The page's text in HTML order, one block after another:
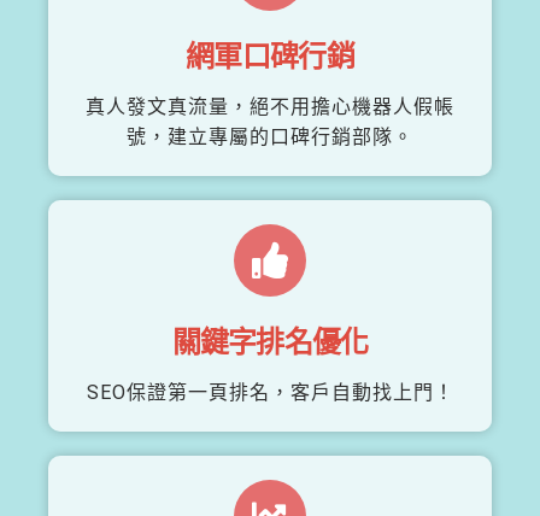
網軍口碑行銷
真人發文真流量，絕不用擔心機器人假帳
號，建立專屬的口碑行銷部隊。
關鍵字排名優化
SEO保證第一頁排名，客戶自動找上門！